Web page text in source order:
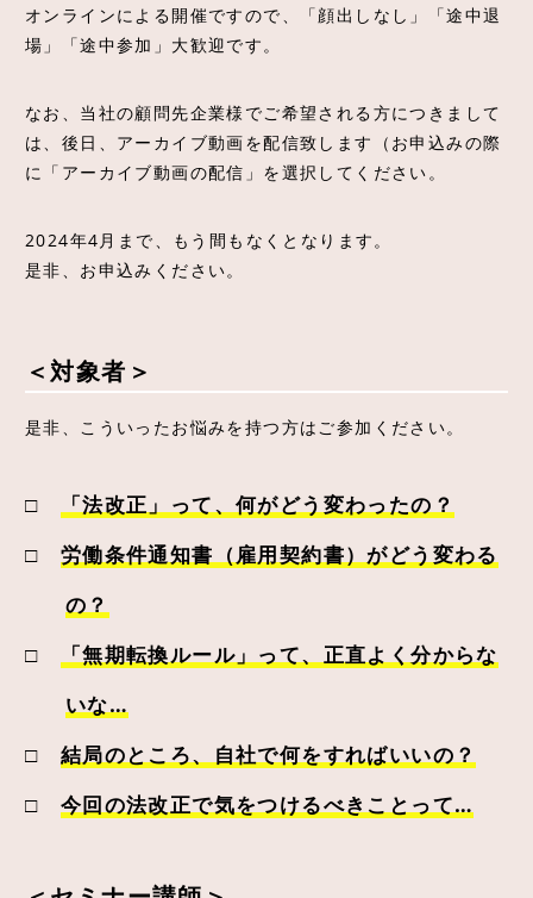
オンラインによる開催ですので、「顔出しなし」「途中退
場」「途中参加」大歓迎です。
なお、当社の顧問先企業様でご希望される方につきまして
は、後日、アーカイブ動画を配信致します（お申込みの際
に「アーカイブ動画の配信」を選択してください。
2024年4月まで、もう間もなくとなります。
是非、お申込みください。
＜対象者＞
是非、こういったお悩みを持つ方はご参加ください。
□
「法改正」って、何がどう変わったの？
□ 労働条件通知書（雇用契約書）がどう変わる
の？
□
「無期転換ルール」って、正直よく分からな
いな…
□ 結局のところ、自社で何をすればいいの？
□ 今回の法改正で気をつけるべきことって…